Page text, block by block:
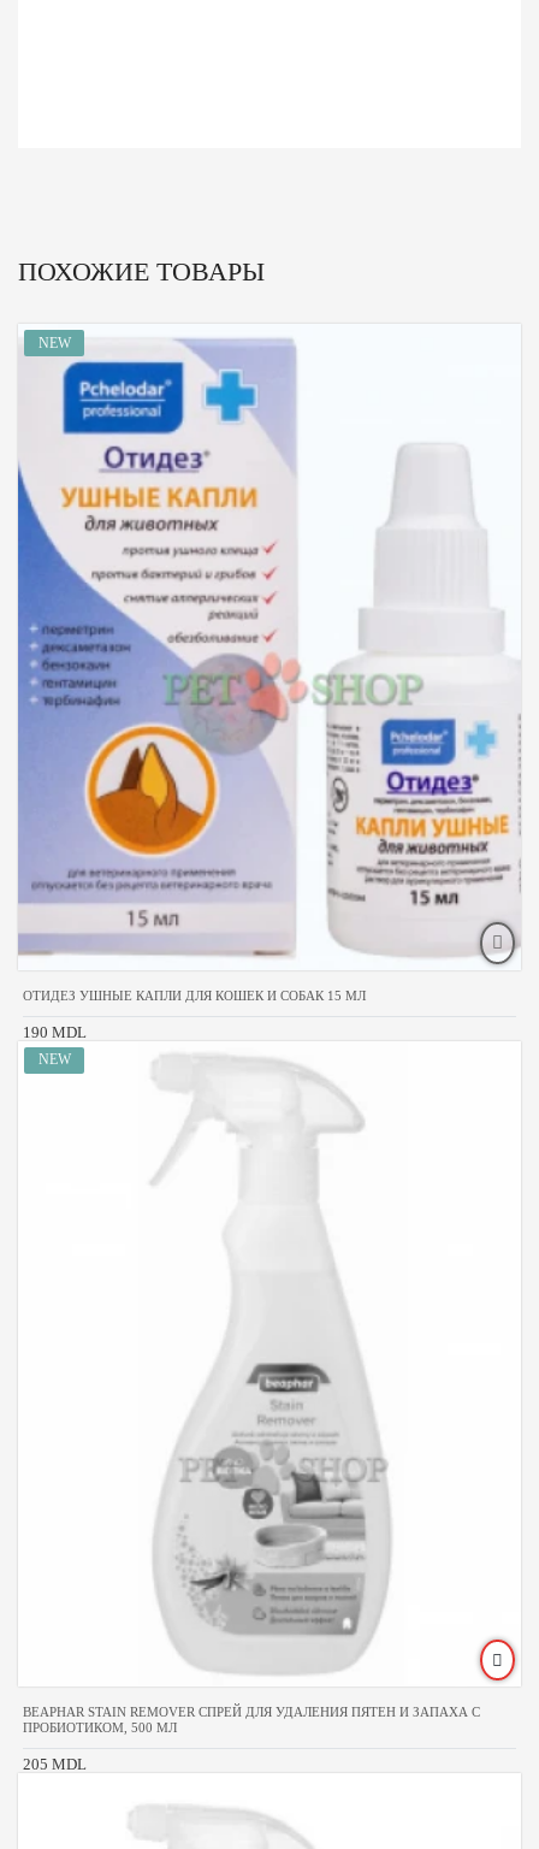
ПОХОЖИЕ ТОВАРЫ
ОТИДЕЗ УШНЫЕ КАПЛИ ДЛЯ КОШЕК И СОБАК 15 МЛ
190 MDL
BEAPHAR STAIN REMOVER СПРЕЙ ДЛЯ УДАЛЕНИЯ ПЯТЕН И ЗАПАХА С
ПРОБИОТИКОМ, 500 МЛ
205 MDL